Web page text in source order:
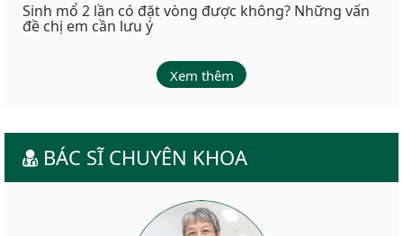
Sinh mổ 2 lần có đặt vòng được không? Những vấn
đề chị em cần lưu ý
Xem thêm
BÁC SĨ CHUYÊN KHOA